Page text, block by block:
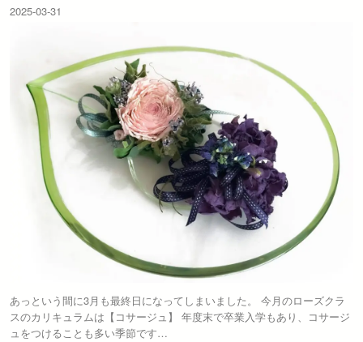
2025-03-31
あっという間に3月も最終日になってしまいました。 今月のローズクラ
スのカリキュラムは【コサージュ】 年度末で卒業入学もあり、コサージ
ュをつけることも多い季節です…